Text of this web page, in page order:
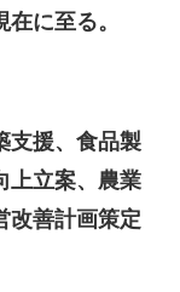
に至る。
支援、食品製
上立案、農業
改善計画策定